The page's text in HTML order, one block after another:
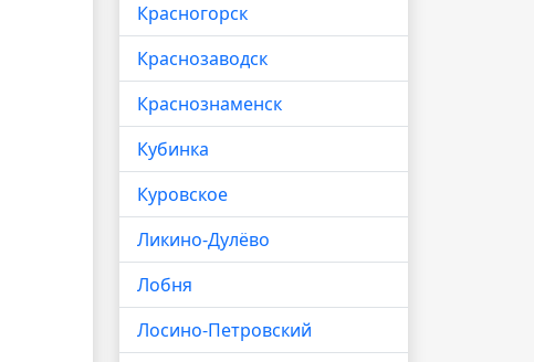
Красногорск
Краснозаводск
Краснознаменск
Кубинка
Куровское
Ликино-Дулёво
Лобня
Лосино-Петровский